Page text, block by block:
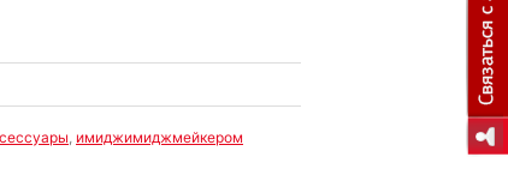
, имиджимиджмейкером